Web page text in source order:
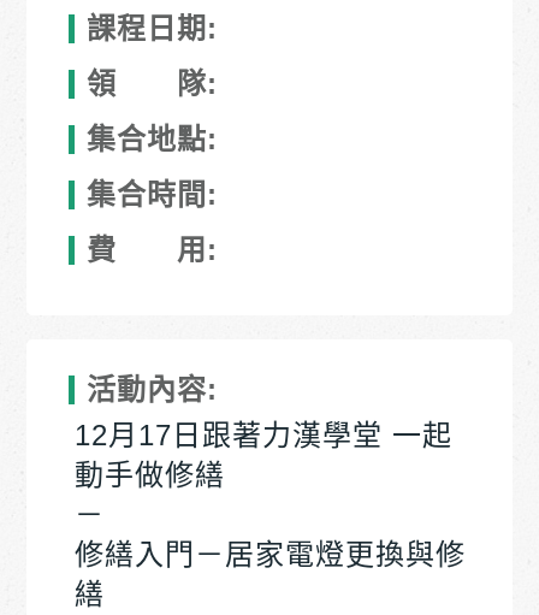
課程日期:
領 隊:
集合地點:
集合時間:
費 用:
活動內容:
12月17日跟著力漢學堂 一起
動手做修繕
－
修繕入門－居家電燈更換與修
繕